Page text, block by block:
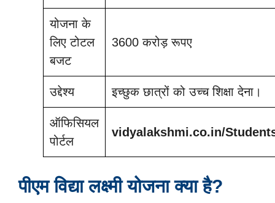
योजना के
लिए टोटल
बजट
3600 करोड़ रूपए
उद्देश्य इच्छुक छात्रों को उच्च शिक्षा देना।
ऑफिसियल
पोर्टल
vidyalakshmi.co.in/
पीएम विद्या लक्ष्मी योजना क्या है?